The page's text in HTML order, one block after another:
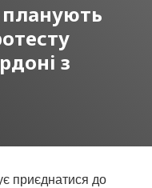
з
приєднатися до